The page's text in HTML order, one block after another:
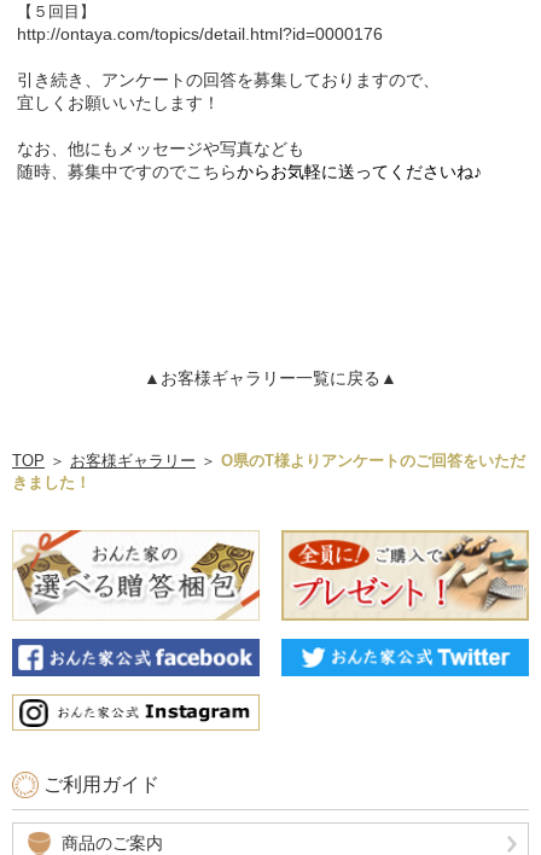
【５回目】
http://ontaya.com/topics/detail.html?id=0000176
引き続き、アンケートの回答を募集しておりますので、
宜しくお願いいたします！
なお、他にもメッセージや写真なども
随時、募集中ですのでこちらからお気軽に送ってくださいね♪
▲お客様ギャラリー一覧に戻る▲
TOP ＞ お客様ギャラリー ＞ O県のT様よりアンケートのご回答をいただ
きました！
ご利用ガイド
商品のご案内